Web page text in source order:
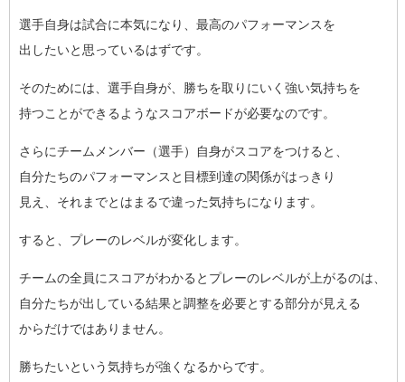
選手自身は試合に本気になり、最高のパフォーマンスを
出したいと思っているはずです。
そのためには、選手自身が、勝ちを取りにいく強い気持ちを
持つことができるようなスコアボードが必要なのです。
さらにチームメンバー（選手）自身がスコアをつけると、
自分たちのパフォーマンスと目標到達の関係がはっきり
見え、それまでとはまるで違った気持ちになります。
すると、プレーのレベルが変化します。
チームの全員にスコアがわかるとプレーのレベルが上がるのは、
自分たちが出している結果と調整を必要とする部分が見える
からだけではありません。
勝ちたいという気持ちが強くなるからです。